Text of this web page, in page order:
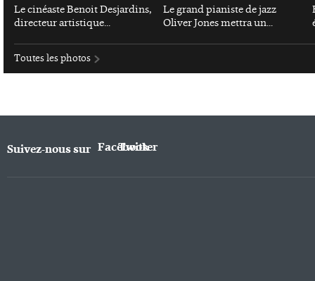
Le cinéaste Benoit Desjardins,
directeur artistique...
Le grand pianiste de jazz
Oliver Jones mettra un...
Toutes les photos
Suivez-nous sur Facebook
Twitter